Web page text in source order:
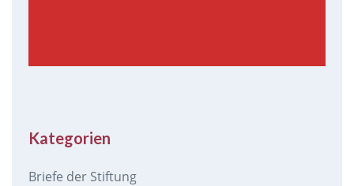
Kategorien
Briefe der Stiftung